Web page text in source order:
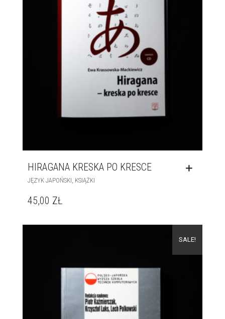
HIRAGANA KRESKA PO KRESCE
JĘZYK JAPOŃSKI KSIĄŻKI
45,00 ZŁ
SALE!